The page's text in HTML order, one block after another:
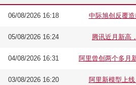
06/08/2026 16:18 中际旭创反覆
05/08/2026 16:24 腾讯近月新高
04/08/2026 16:31 阿里曾创两个多月
03/08/2026 16:20 阿里新模型上